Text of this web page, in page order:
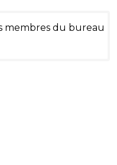
membres du bureau